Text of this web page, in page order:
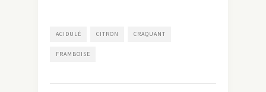
ACIDULÉ CITRON CRAQUANT
FRAMBOISE